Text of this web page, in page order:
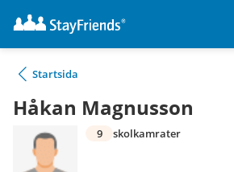
Startsida
Håkan Magnusson
9 skolkamrater